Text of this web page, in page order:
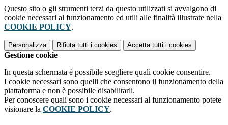
Questo sito o gli strumenti terzi da questo utilizzati si avvalgono di
cookie necessari al funzionamento ed utili alle finalità illustrate nella
COOKIE POLICY.
Personalizza Rifiuta tutti i cookies Accetta tutti i cookies
Gestione cookie
In questa schermata è possibile scegliere quali cookie consentire.
I cookie necessari sono quelli che consentono il funzionamento della
piattaforma e non è possibile disabilitarli.
Per conoscere quali sono i cookie necessari al funzionamento potete
visionare la COOKIE POLICY.